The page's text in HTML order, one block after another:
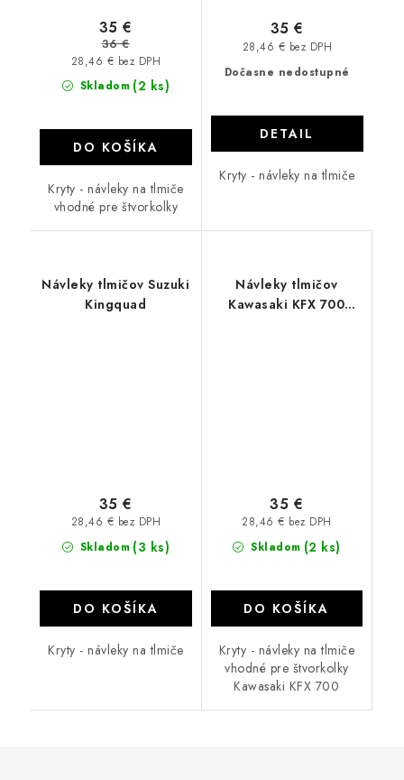
Skladom (2 ks)
28,46 € bez DPH
35 €
36 €
DO KOŠÍKA
Kryty - návleky na tlmiče
vhodné pre štvorkolky
Dočasne nedostupné
28,46 € bez DPH
35 €
DETAIL
Kryty - návleky na tlmiče
Návleky tlmičov Suzuki
Kingquad
Skladom (3 ks)
28,46 € bez DPH
35 €
DO KOŠÍKA
Kryty - návleky na tlmiče
Návleky tlmičov
Kawasaki KFX 700
Skladom (2 ks)
28,46 € bez DPH
35 €
DO KOŠÍKA
Kryty - návleky na tlmiče
vhodné pre štvorkolky
Kawasaki KFX 700